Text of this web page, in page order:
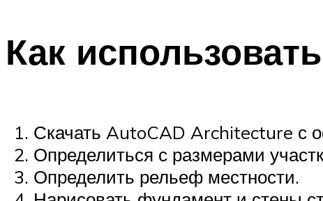
Как
Скачать AutoCAD Architecture с
Определиться с размерами
Определить рельеф местности.